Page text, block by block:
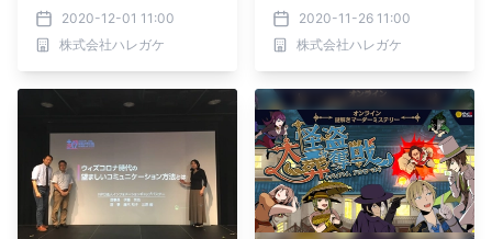
ク企業の忘年会・新年会で
採用多数！「飲む」ではな
く「遊ぶ」がポイント
2020-12-01 11:00
株式会社ハレガケ
ぶ」懇親会。オンライン謎
解きゲーム、ウィズコロナ
の忘年会・新年会など
2020-11-26 11:00
株式会社ハレガケ